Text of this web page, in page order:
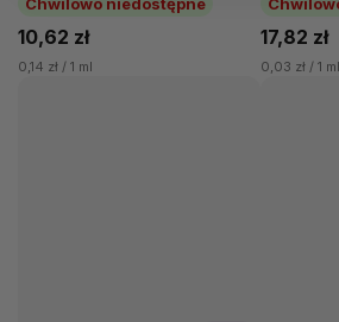
10,62 zł
0,14 zł / 1 ml
ziół...
17,82 zł
0,03 zł / 1 ml